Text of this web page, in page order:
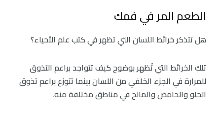
الطعم المر في فمك
هل تتذكر خرائط اللسان التي تظهر في كتب علم الأحياء؟
تلك الخرائط التي تُظهر بوضوح كيف تتواجد براعم التذوق
للمرارة في الجزء الخلفي من اللسان بينما تتوزع براعم تذوق
الحلو والحامض والمالح في مناطق مختلفة منه.